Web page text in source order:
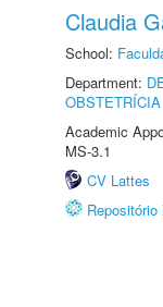
Claudia
School:
Department:
OBSTETRÍCIA
Academic
MS-3.1
CV Lattes